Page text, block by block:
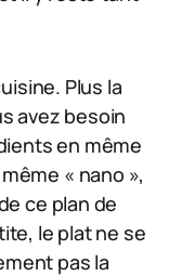
Plus la
avez besoin
en même
« nano »,
ce plan de
le plat ne se
pas la